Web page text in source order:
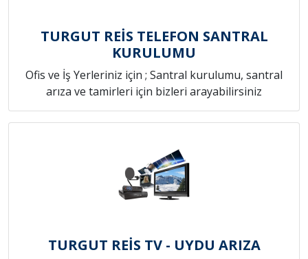
TURGUT REİS TELEFON SANTRAL
KURULUMU
Ofis ve İş Yerleriniz için ; Santral kurulumu, santral
arıza ve tamirleri için bizleri arayabilirsiniz
TURGUT REİS TV - UYDU ARIZA